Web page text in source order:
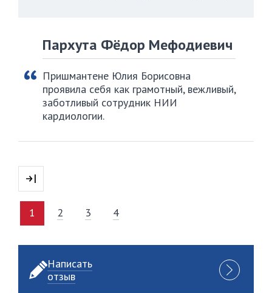
Пархута Фёдор Мефодиевич
Пришмантене Юлия Борисовна
проявила себя как грамотный, вежливый,
заботливый сотрудник НИИ
кардиологии.
1 2 3 4
Написать
отзыв